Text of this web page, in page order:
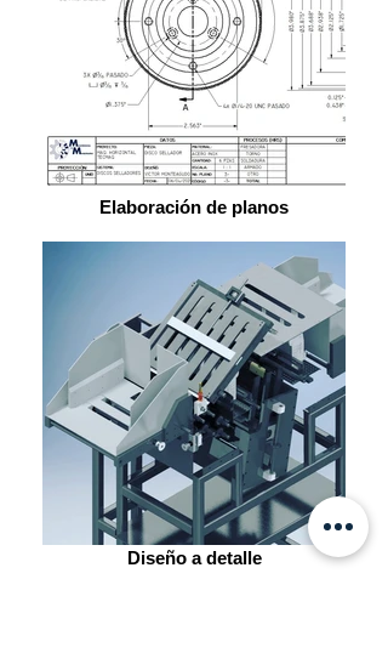
Elaboración de planos
Diseño a detalle